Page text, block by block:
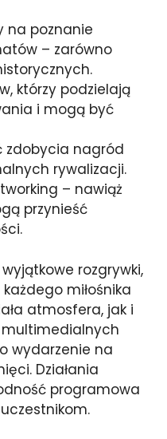
na poznanie
– zarówno
którzy podzielają
i mogą być
zdobycia nagród
rywalizacji.
– nawiąż
przynieść
rozgrywki,
miłośnika
atmosfera, jak i
multimedialnych
wydarzenie na
Działania
programowa